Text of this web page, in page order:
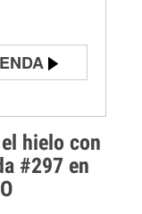
hielo con
#297 en